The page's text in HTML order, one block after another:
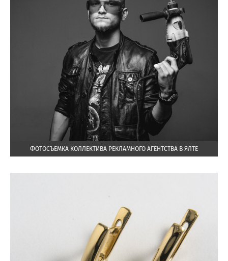
ФОТОСЪЕМКА КОЛЛЕКТИВА РЕКЛАМНОГО АГЕНТСТВА В ЯЛТЕ